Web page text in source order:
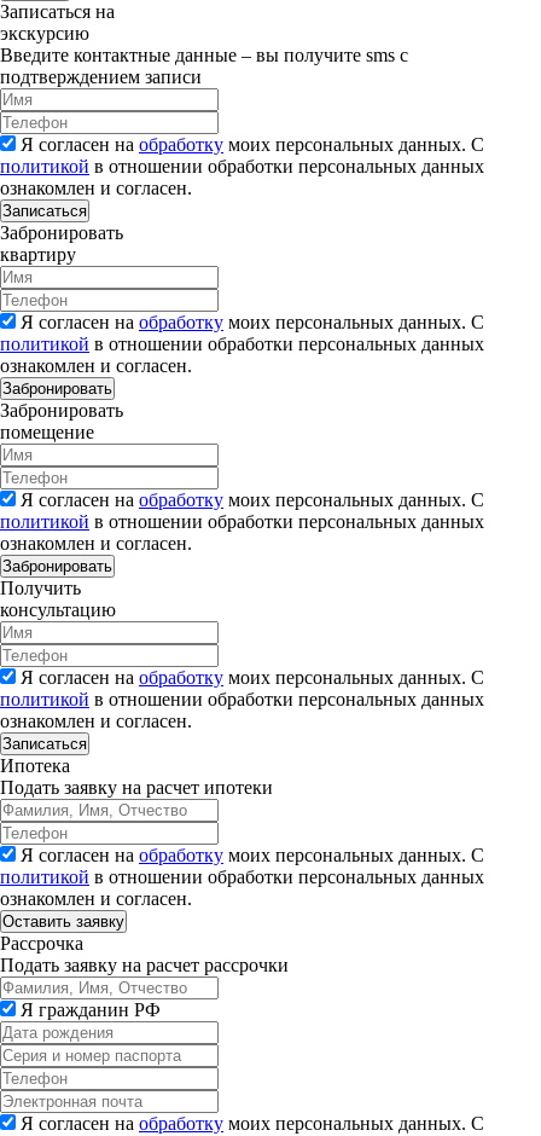
Записаться на
экскурсию
Введите контактные данные – вы получите sms с
подтверждением записи
Я согласен на обработку моих персональных данных. С
политикой в отношении обработки персональных данных
ознакомлен и согласен.
Записаться
Забронировать
квартиру
Я согласен на обработку моих персональных данных. С
политикой в отношении обработки персональных данных
ознакомлен и согласен.
Забронировать
Забронировать
помещение
Я согласен на обработку моих персональных данных. С
политикой в отношении обработки персональных данных
ознакомлен и согласен.
Забронировать
Получить
консультацию
Я согласен на обработку моих персональных данных. С
политикой в отношении обработки персональных данных
ознакомлен и согласен.
Записаться
Ипотека
Подать заявку на расчет ипотеки
Я согласен на обработку моих персональных данных. С
политикой в отношении обработки персональных данных
ознакомлен и согласен.
Рассрочка
Подать заявку на расчет рассрочки
Я гражданин РФ
Я согласен на обработку моих персональных данных. С